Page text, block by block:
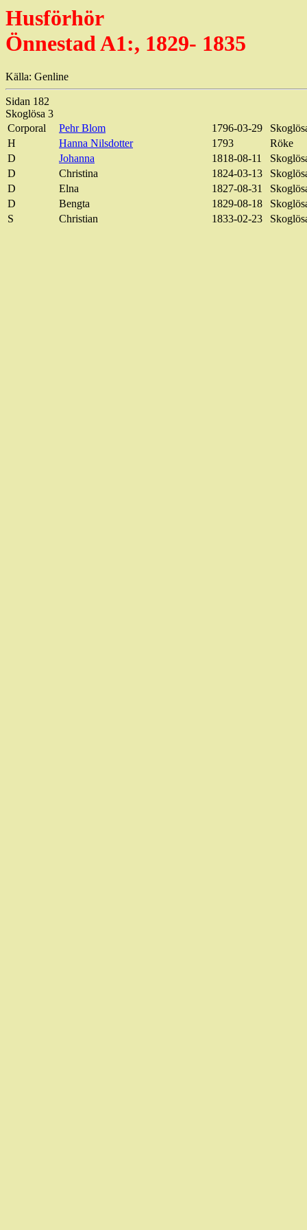
Husförhör
Önnestad A1:, 1829- 1835
Källa: Genline
Sidan 182
Skoglösa 3
Corporal
Pehr Blom 1796-03-29
H
Hanna Nilsdotter 1793
Röke
D
Johanna 1818-08-11
D
Christina 1824-03-13
D
Elna 1827-08-31
D
Bengta 1829-08-18
S
Christian 1833-02-23